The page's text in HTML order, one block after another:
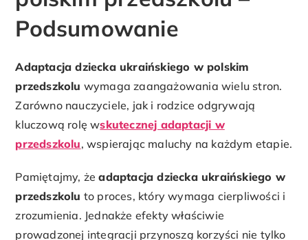
Podsumowanie
Adaptacja dziecka ukraińskiego w polskim
przedszkolu wymaga zaangażowania wielu stron.
Zarówno nauczyciele, jak i rodzice odgrywają
kluczową rolę wskutecznej adaptacji w
przedszkolu, wspierając maluchy na każdym etapie.
Pamiętajmy, żeadaptacja dziecka ukraińskiego w
przedszkolu to proces, który wymaga cierpliwości i
zrozumienia. Jednakże efekty właściwie
prowadzonej integracji przynoszą korzyści nie tylko